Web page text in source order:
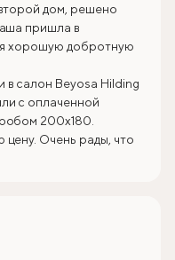
дом, решено
пришла в
хорошую добротную
в салон Beyosa Hilding
с оплаченной
200х180.
цену. Очень рады, что